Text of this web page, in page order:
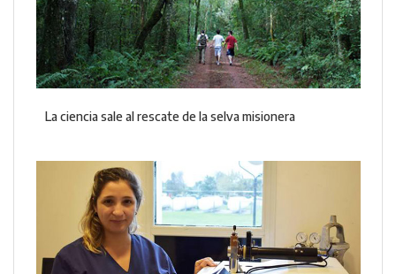
La ciencia sale al rescate de la selva misionera